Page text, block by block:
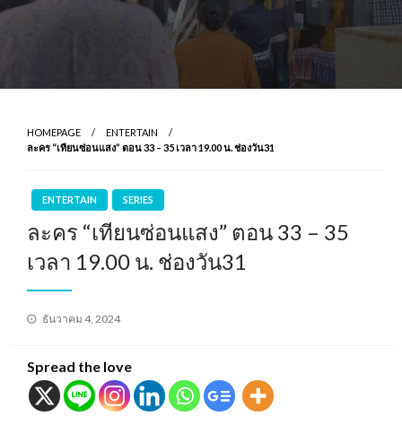
HOMEPAGE
ENTERTAIN
ละคร “เทียนซ่อนแสง” ตอน 33 – 35 เวลา 19.00 น. ช่องวัน31
ENTERTAIN SERIES
ละคร “เทียนซ่อนแสง” ตอน 33 – 35
เวลา 19.00 น. ช่องวัน31
Posted
ธันวาคม 4, 2024
Spread the love